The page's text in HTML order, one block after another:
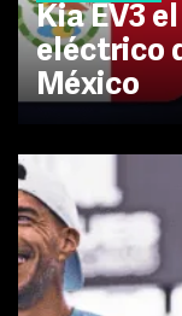
Kia EV3
eléctrico
México